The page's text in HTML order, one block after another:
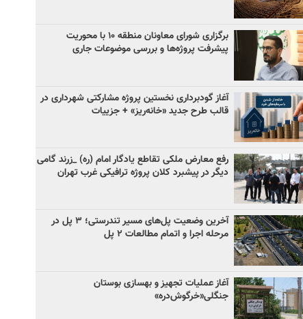
برگزاری شورای معاونان منطقه ۱۰ با محوریت
پیشرفت پروژه‌ها و بررسی موضوعات جاری
آغاز گودبرداری نخستین پروژه مشارکتی شهرداری در
قالب طرح جدید «خانه‌ریز» + جزییات
رفع معارض ملکی تقاطع یادگار امام (ره) _زرند گامی
دیگر در پیشبرد کلان پروژه‌ ترافیکی غرب تهران
آخرین وضعیت پل‌های مسیر تندرستی؛ ۳ پل در
مرحله اجرا و اتمام مطالعات ۲ پل
آغاز عملیات تجهیز و بهسازی بوستان
جنگلی«خرگوش‌دره»